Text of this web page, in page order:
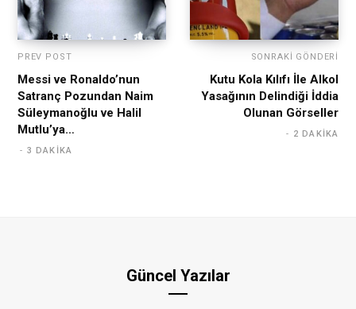
PREV POST
Messi ve Ronaldo’nun
Satranç Pozundan Naim
Süleymanoğlu ve Halil
Mutlu’ya…
3 DAKIKA
SONRAKI GÖNDERI
Kutu Kola Kılıfı İle Alkol
Yasağının Delindiği İddia
Olunan Görseller
2 DAKIKA
Güncel Yazılar